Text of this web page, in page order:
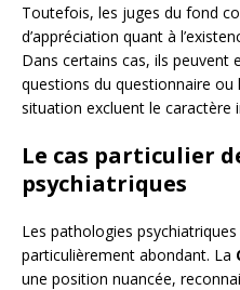
Toutefois, les juges du fond
d’appréciation quant à
Dans certains cas, ils peuvent
questions du questionnaire
situation excluent le caractère
Le cas particulier
psychiatriques
Les pathologies
particulièrement abondant. La
une position nuancée,